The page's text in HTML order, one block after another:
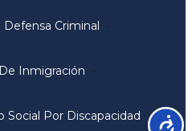
Criminal
Inmigración
Social Por Discapacidad